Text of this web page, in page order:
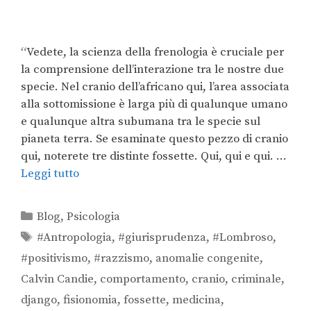
“Vedete, la scienza della frenologia è cruciale per
la comprensione dell’interazione tra le nostre due
specie. Nel cranio dell’africano qui, l’area associata
alla sottomissione è larga più di qualunque umano
e qualunque altra subumana tra le specie sul
pianeta terra. Se esaminate questo pezzo di cranio
qui, noterete tre distinte fossette. Qui, qui e qui. …
Leggi tutto
Blog,Psicologia
#Antropologia, #giurisprudenza, #Lombroso,
#positivismo, #razzismo, anomalie congenite,
Calvin Candie, comportamento, cranio, criminale,
django, fisionomia, fossette, medicina,